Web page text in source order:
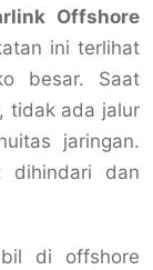
Offshore
ini terlihat
besar. Saat
tidak ada jalur
jaringan.
dihindari dan
di offshore